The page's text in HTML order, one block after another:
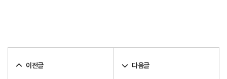
이전글 다음글